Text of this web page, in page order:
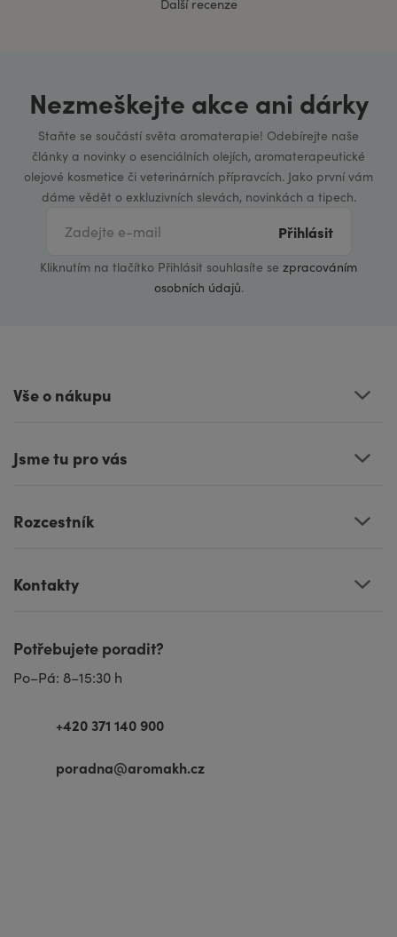
Nezmeškejte akce ani dárky
Staňte se součástí světa aromaterapie! Odebírejte naše
články a novinky o esenciálních olejích, aromaterapeutické
olejové kosmetice či veterinárních přípravcích. Jako první vám
dáme vědět o exkluzivních slevách, novinkách a tipech.
Přihlásit
Kliknutím na tlačítko Přihlásit souhlasíte se zpracováním
osobních údajů.
Vše o nákupu
Jsme tu pro vás
Rozcestník
Kontakty
Potřebujete poradit?
Po–Pá: 8–15:30 h
+420 371 140 900
poradna@aromakh.cz